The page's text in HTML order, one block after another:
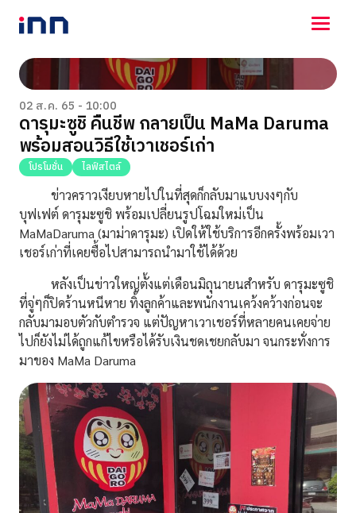
NEWS
ENTERTAINMENT
LIFESTYLE
HOROSCOPE
LOTTERY
VIDEO
ร่วมด้วยช่วยกัน
02 ส.ค. 65 - 10:00
ดารุมะซูชิ คืนชีพ กลายเป็น MaMa Daruma
พร้อมสอนวิธีใช้เวาเชอร์เก่า
โปรโมชั่น ไลฟ์สไตล์
ข่าวคราวเงียบหายไปในที่สุดก็กลับมาแบบงงๆกับ
บุฟเฟต์ ดารุมะซูชิ พร้อมเปลี่ยนรูปโฉมใหม่เป็น
MaMaDaruma (มาม่าดารุมะ) เปิดให้ใช้บริการอีกครั้งพร้อมเวา
เชอร์เก่าที่เคยซื้อไปสามารถนำมาใช้ได้ด้วย
หลังเป็นข่าวใหญ่ตั้งแต่เดือนมิถุนายนสำหรับ ดารุมะซูชิ
ที่จู่ๆก็ปิดร้านหนีหาย ทิ้งลูกค้าและพนักงานเคว้งคว้างก่อนจะ
กลับมามอบตัวกับตำรวจ แต่ปัญหาเวาเชอร์ที่หลายคนเคยจ่าย
ไปก็ยังไม่ได้ถูกแก้ไขหรือได้รับเงินชดเชยกลับมา จนกระทั่งการ
มาของ MaMa Daruma